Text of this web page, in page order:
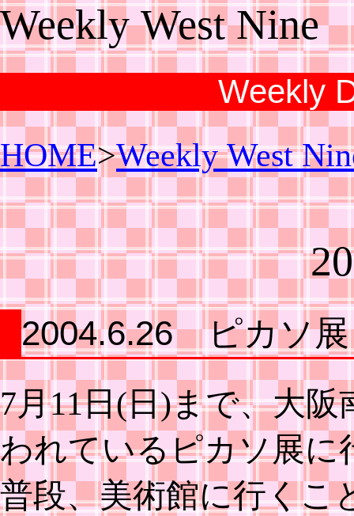
Weekly West Nine
HOME>Weekly West
2004.6.26 ピカソ展
7月11日(日)まで、大
われているピカソ展に
普段、美術館に行くこ